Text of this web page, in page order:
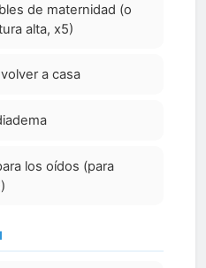
de maternidad (o
alta, x5)
a casa
los oídos (para